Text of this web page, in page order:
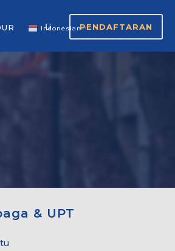
Indonesian ▼
PENDAFTARAN
& UPT